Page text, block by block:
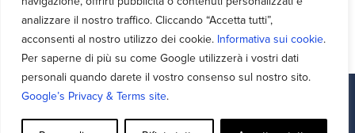
analizzare il nostro traffico. Cliccando “Accetta tutti”,
acconsenti al nostro utilizzo dei cookie. Informativa sui cookie.
Per saperne di più su come Google utilizzerà i vostri dati
personali quando darete il vostro consenso sul nostro sito.
Google’s Privacy & Terms site.
Contatti
Facebook